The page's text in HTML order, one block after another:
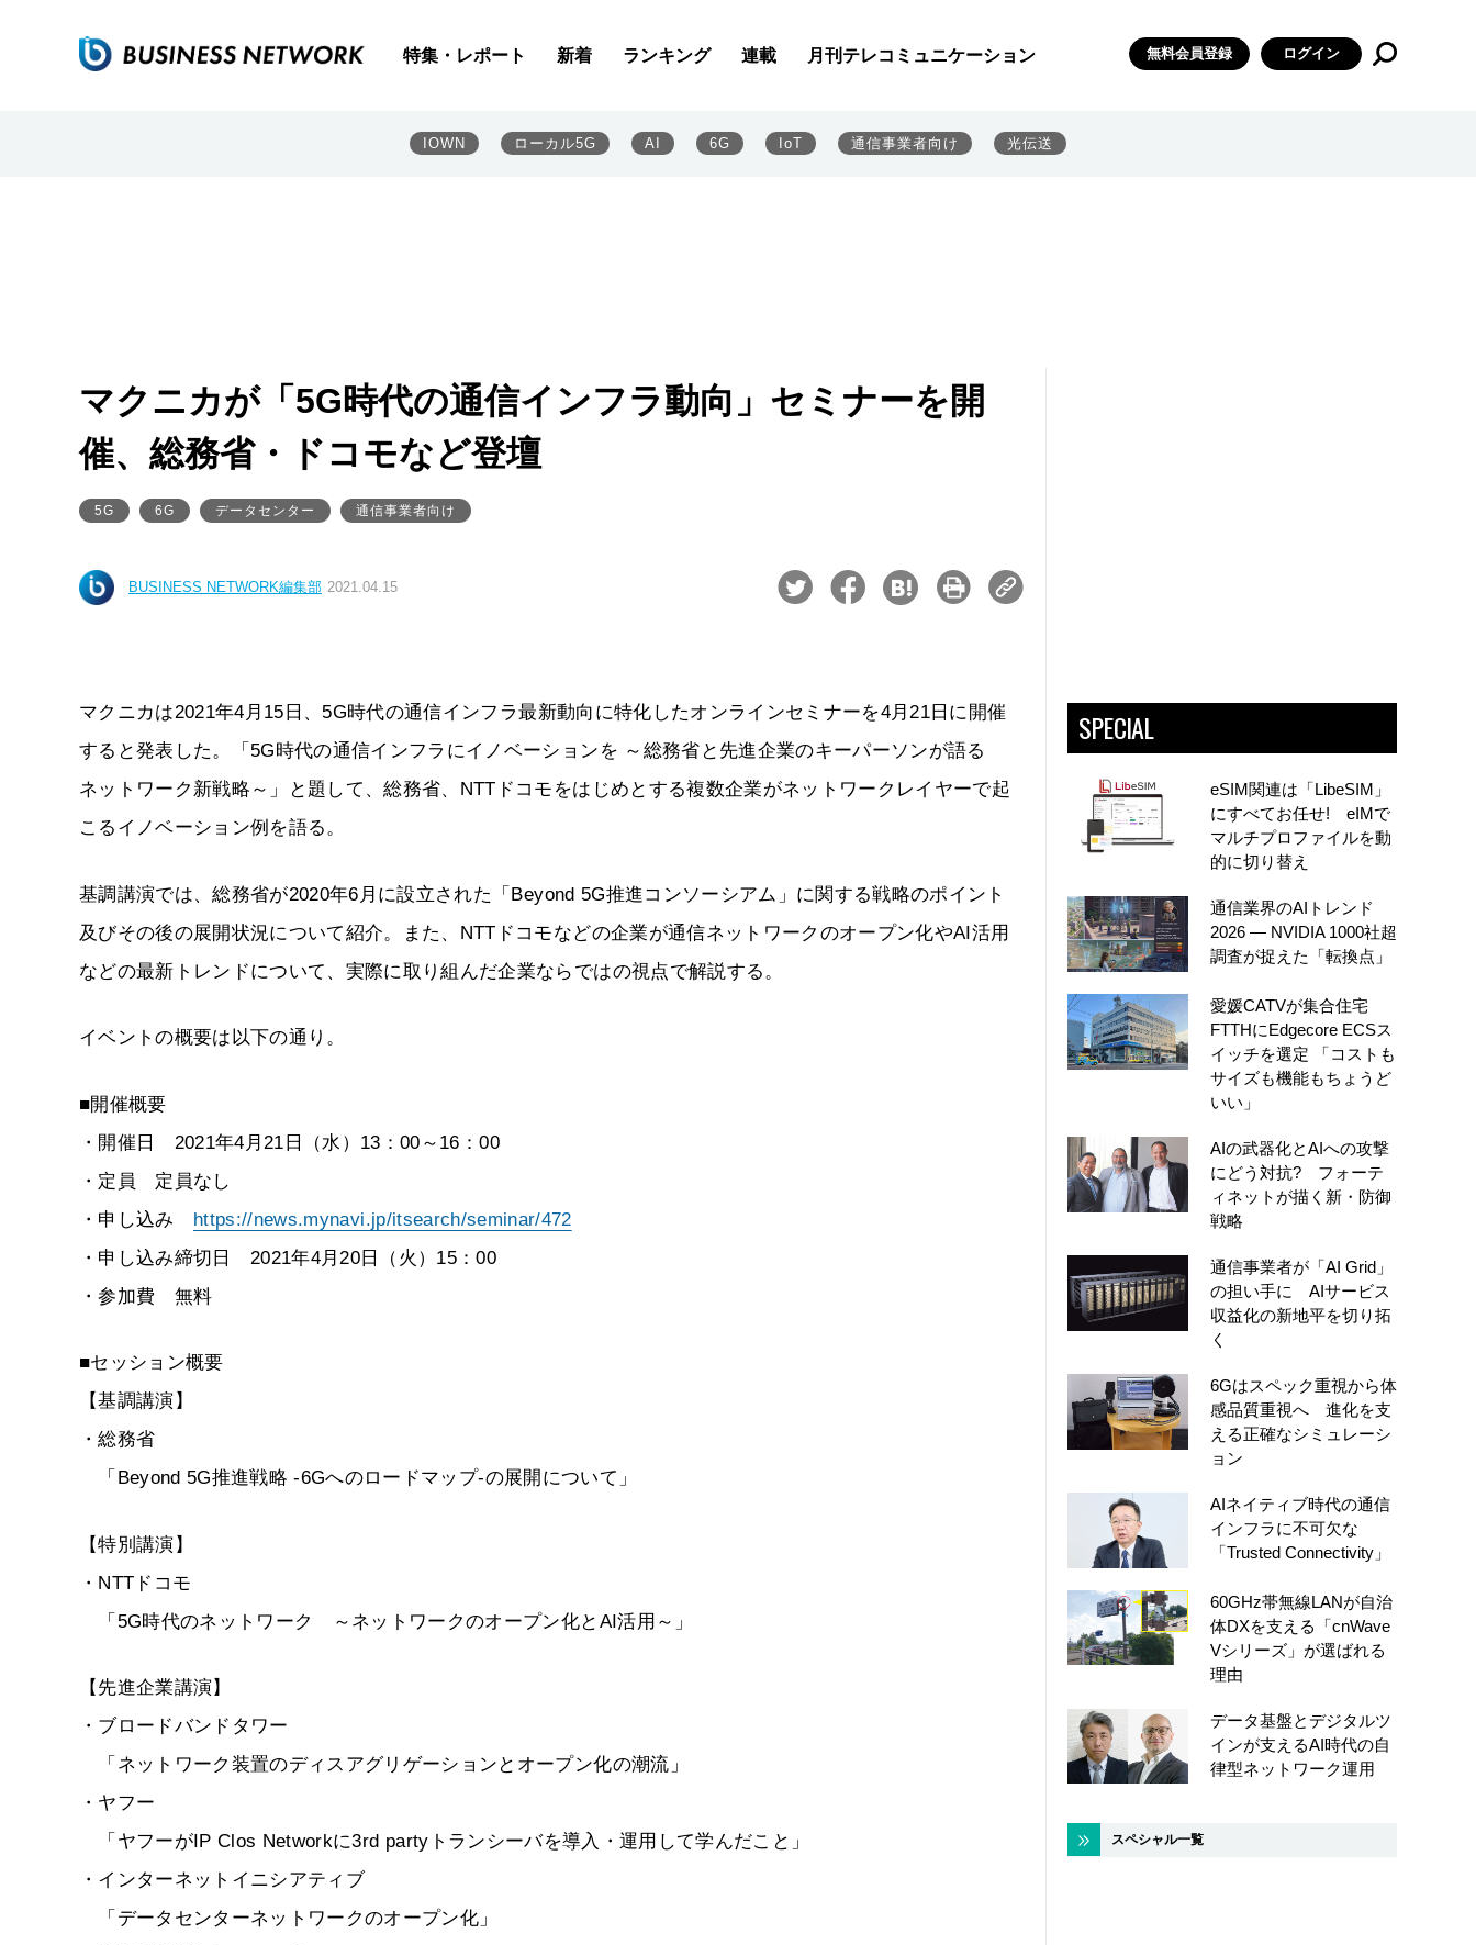
特集・レポート 新着 ランキング 連載 月刊テレコミュニケーション 無料会員登録 ログイン
IOWN ローカル5G AI 6G IoT 通信事業者向け 光伝送
マクニカが「5G時代の通信インフラ動向」セミナーを開
催、総務省・ドコモなど登壇
5G 6G データセンター 通信事業者向け
BUSINESS NETWORK編集部 2021.04.15
マクニカは2021年4月15日、5G時代の通信インフラ最新動向に特化したオンラインセミナーを4月21日に開催
すると発表した。「5G時代の通信インフラにイノベーションを ～総務省と先進企業のキーパーソンが語る
ネットワーク新戦略～」と題して、総務省、NTTドコモをはじめとする複数企業がネットワークレイヤーで起
こるイノベーション例を語る。
基調講演では、総務省が2020年6月に設立された「Beyond 5G推進コンソーシアム」に関する戦略のポイント
及びその後の展開状況について紹介。また、NTTドコモなどの企業が通信ネットワークのオープン化やAI活用
などの最新トレンドについて、実際に取り組んだ企業ならではの視点で解説する。
イベントの概要は以下の通り。
■開催概要
・開催日 2021年4月21日（水）13：00～16：00
・定員 定員なし
・申し込み https://news.mynavi.jp/itsearch/seminar/472
・申し込み締切日 2021年4月20日（火）15：00
・参加費 無料
■セッション概要
【基調講演】
・総務省
「Beyond 5G推進戦略 -6Gへのロードマップ-の展開について」
【特別講演】
・NTTドコモ
「5G時代のネットワーク ～ネットワークのオープン化とAI活用～」
【先進企業講演】
・ブロードバンドタワー
「ネットワーク装置のディスアグリゲーションとオープン化の潮流」
・ヤフー
「ヤフーがIP Clos Networkに3rd partyトランシーバを導入・運用して学んだこと」
・インターネットイニシアティブ
「データセンターネットワークのオープン化」
SPECIAL
eSIM関連は「LibeSIM」
にすべてお任せ! eIMで
マルチプロファイルを動
的に切り替え
通信業界のAIトレンド
2026 ― NVIDIA 1000社超
調査が捉えた「転換点」
愛媛CATVが集合住宅
FTTHにEdgecore ECSス
イッチを選定 「コストも
サイズも機能もちょうど
いい」
AIの武器化とAIへの攻撃
にどう対抗? フォーテ
ィネットが描く新・防御
戦略
通信事業者が「AI Grid」
の担い手に AIサービス
収益化の新地平を切り拓
く
6Gはスペック重視から体
感品質重視へ 進化を支
える正確なシミュレーシ
ョン
AIネイティブ時代の通信
インフラに不可欠な
「Trusted Connectivity」
60GHz帯無線LANが自治
体DXを支える「cnWave
Vシリーズ」が選ばれる
理由
データ基盤とデジタルツ
インが支えるAI時代の自
律型ネットワーク運用
スペシャル一覧